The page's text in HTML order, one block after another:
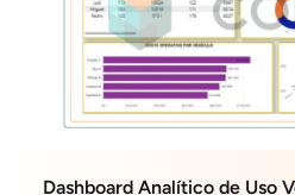
Dashboard Analítico de Uso